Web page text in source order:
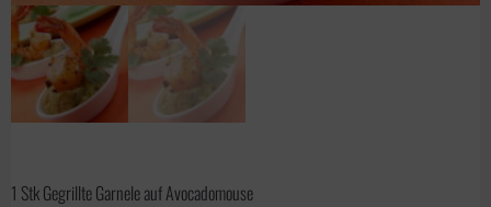
1 Stk Gegrillte Garnele auf Avocadomouse